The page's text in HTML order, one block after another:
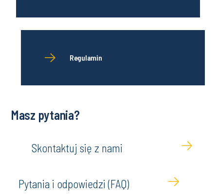
Regulamin
Masz pytania?
Skontaktuj się z nami
Pytania i odpowiedzi (FAQ)